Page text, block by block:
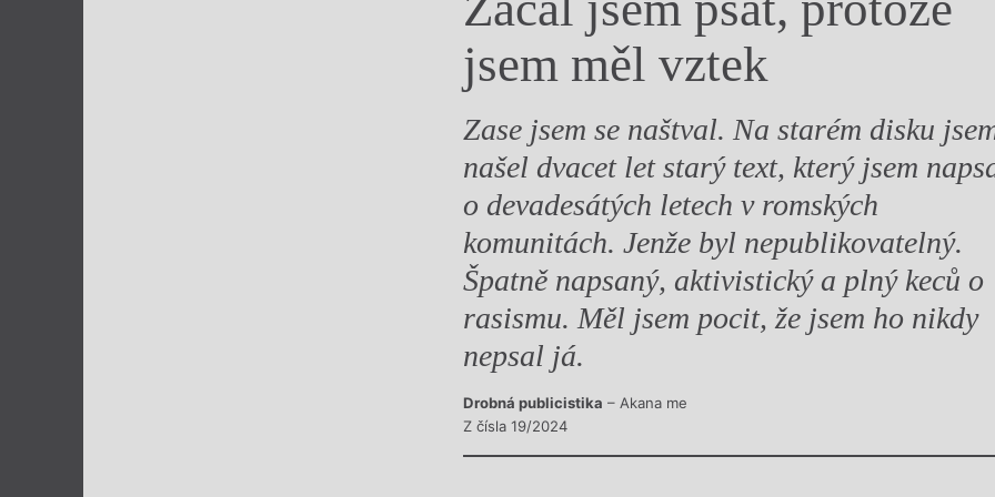
Výroční ceny
jsem měl vztek
Zase jsem se naštval. Na starém disku
našel dvacet let starý text, který jsem
o devadesátých letech v romských
komunitách. Jenže byl nepublikovatelný.
Špatně napsaný, aktivistický a plný keců o
rasismu. Měl jsem pocit, že jsem ho nikdy
nepsal já.
Drobná publicistika – Akana me
Z čísla 19/2024